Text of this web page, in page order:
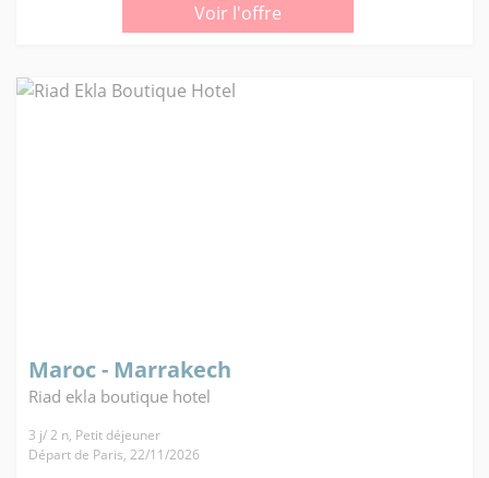
Voir l'offre
Maroc - Marrakech
Riad ekla boutique hotel
3 j/ 2 n, Petit déjeuner
Départ de Paris, 22/11/2026